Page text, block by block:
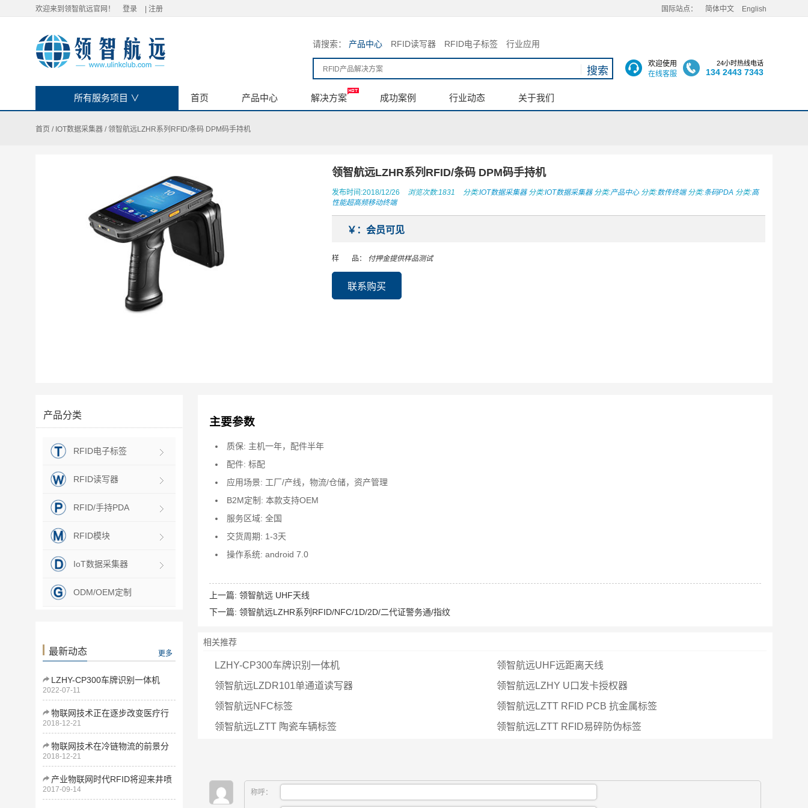
欢迎来到领智航远官网！ 登录 注册 国际站点： 简体中文 English
欢迎使用
在线客服
24小时热线电话
134 2443 7343
请搜索： 产品中心 RFID读写器 RFID电子标签 行业应用
所有服务项目 ∨ 首页 产品中心 解决方案 成功案例 行业动态 关于我们
首页 / IOT数据采集器 /领智航远LZHR系列RFID/条码 DPM码手持机
领智航远LZHR系列RFID/条码 DPM码手持机
发布时间:2018/12/26 浏览次数:1831 分类:IOT数据采集器分类:IOT数据采集器分类:产品中心分类:数传终端分类:条码PDA分类:高
性能超高频移动终端
￥：会员可见
样 品： 付押金提供样品测试
联系购买
主要参数
质保: 主机一年，配件半年
配件: 标配
应用场景: 工厂/产线，物流/仓储，资产管理
B2M定制: 本款支持OEM
服务区域: 全国
交货周期: 1-3天
操作系统: android 7.0
上一篇: 领智航远 UHF天线
下一篇: 领智航远LZHR系列RFID/NFC/1D/2D/二代证警务通/指纹
相关推荐
LZHY-CP300车牌识别一体机
领智航远UHF远距离天线
领智航远LZDR101单通道读写器
领智航远LZHY U口发卡授权器
领智航远NFC标签
领智航远LZTT RFID PCB 抗金属标签
领智航远LZTT 陶瓷车辆标签
领智航远LZTT RFID易碎防伪标签
称呼：
产品分类
RFID电子标签
RFID读写器
RFID/手持PDA
RFID模块
IoT数据采集器
ODM/OEM定制
最新动态 更多
LZHY-CP300车牌识别一体机
2022-07-11
物联网技术正在逐步改变医疗行
业
2018-12-21
物联网技术在冷链物流的前景分
析
2018-12-21
产业物联网时代RFID将迎来井喷
式发展
2017-09-14